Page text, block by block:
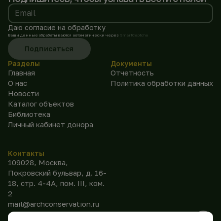
Email
Даю согласие на обработку
Ваши данные обрабатываются автоматически через SmartCaptcha
Подписаться
Разделы
Главная
О нас
Новости
Каталог объектов
Библиотека
Личный кабинет донора
Документы
Отчетность
Политика обработки данных
Контакты
109028, Москва,
Покровский бульвар, д. 16-
18, стр. 4-4А, пом. III, ком.
2
mail@archconservation.ru